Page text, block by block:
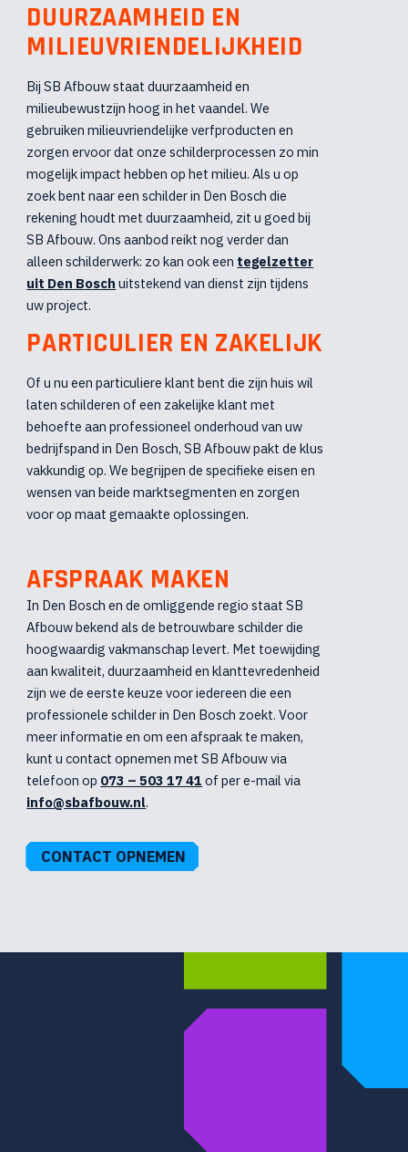
DUURZAAMHEID EN
MILIEUVRIENDELIJKHEID
Bij SB Afbouw staat duurzaamheid en
milieubewustzijn hoog in het vaandel. We
gebruiken milieuvriendelijke verfproducten en
zorgen ervoor dat onze schilderprocessen zo min
mogelijk impact hebben op het milieu. Als u op
zoek bent naar een schilder in Den Bosch die
rekening houdt met duurzaamheid, zit u goed bij
SB Afbouw. Ons aanbod reikt nog verder dan
alleen schilderwerk: zo kan ook een tegelzetter
uit Den Bosch uitstekend van dienst zijn tijdens
uw project.
PARTICULIER EN ZAKELIJK
Of u nu een particuliere klant bent die zijn huis wil
laten schilderen of een zakelijke klant met
behoefte aan professioneel onderhoud van uw
bedrijfspand in Den Bosch, SB Afbouw pakt de klus
vakkundig op. We begrijpen de specifieke eisen en
wensen van beide marktsegmenten en zorgen
voor op maat gemaakte oplossingen.
AFSPRAAK MAKEN
In Den Bosch en de omliggende regio staat SB
Afbouw bekend als de betrouwbare schilder die
hoogwaardig vakmanschap levert. Met toewijding
aan kwaliteit, duurzaamheid en klanttevredenheid
zijn we de eerste keuze voor iedereen die een
professionele schilder in Den Bosch zoekt. Voor
meer informatie en om een afspraak te maken,
kunt u contact opnemen met SB Afbouw via
telefoon op 073 – 503 17 41 of per e-mail via
info@sbafbouw.nl.
CONTACT OPNEMEN